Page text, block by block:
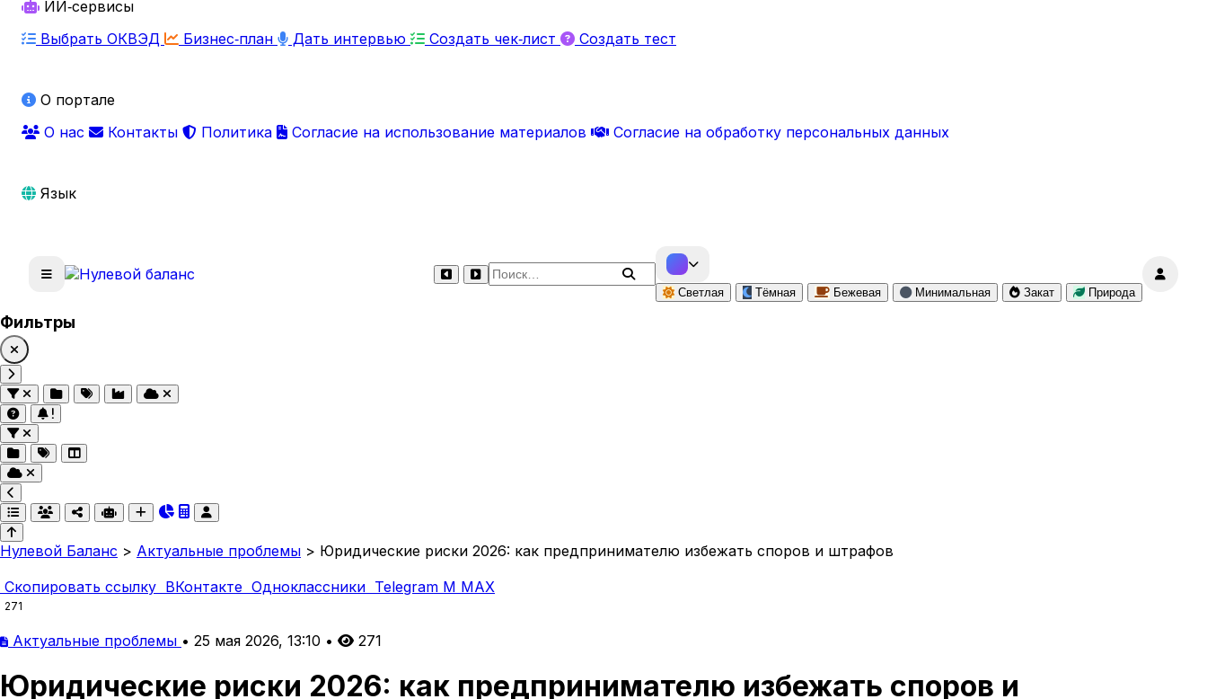
ИИ‑сервисы
Выбрать ОКВЭД
Бизнес‑план Дать интервью Создать чек‑лист Создать тест
О портале
О нас
Контакты Политика Согласие на использование материалов Согласие на обработку персональных данных
Язык
Поиск по сайту
Светлая Тёмная Бежевая Минимальная Закат Природа
Фильтры
Нулевой Баланс > Актуальные проблемы > Юридические риски 2026: как предпринимателю избежать споров и штрафов
Скопировать ссылку ВКонтакте Одноклассники Telegram M MAX
271
Актуальные проблемы • 25 мая 2026, 13:10 • 271
Юридические риски 2026: как предпринимателю избежать споров и